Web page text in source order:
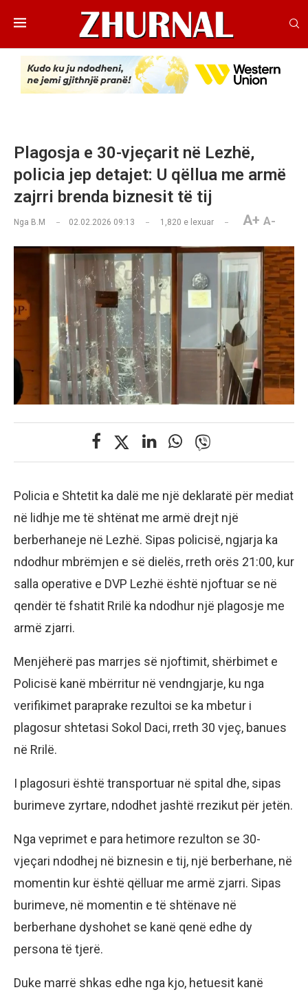
Plagosja e 30-vjeçarit në Lezhë,
policia jep detajet: U qëllua me armë
zajrri brenda biznesit të tij
Nga B.M 02.02.2026 09:13 1,820 e lexuar A+ A-
Policia e Shtetit ka dalë me një deklaratë për mediat
në lidhje me të shtënat me armë drejt një
berberhaneje në Lezhë. Sipas policisë, ngjarja ka
ndodhur mbrëmjen e së dielës, rreth orës 21:00, kur
salla operative e DVP Lezhë është njoftuar se në
qendër të fshatit Rrilë ka ndodhur një plagosje me
armë zjarri.
Menjëherë pas marrjes së njoftimit, shërbimet e
Policisë kanë mbërritur në vendngjarje, ku nga
verifikimet paraprake rezultoi se ka mbetur i
plagosur shtetasi Sokol Daci, rreth 30 vjeç, banues
në Rrilë.
I plagosuri është transportuar në spital dhe, sipas
burimeve zyrtare, ndodhet jashtë rrezikut për jetën.
Nga veprimet e para hetimore rezulton se 30-
vjeçari ndodhej në biznesin e tij, një berberhane, në
momentin kur është qëlluar me armë zjarri. Sipas
burimeve, në momentin e të shtënave në
berberhane dyshohet se kanë qenë edhe dy
persona të tjerë.
Duke marrë shkas edhe nga kjo, hetuesit kanë